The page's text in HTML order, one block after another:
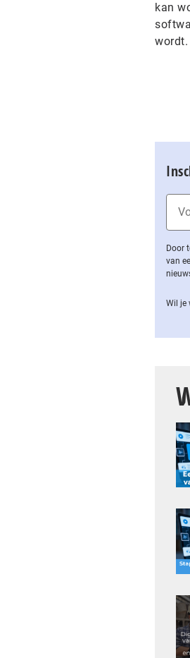
kan
wordt.
Door
van
Wil je